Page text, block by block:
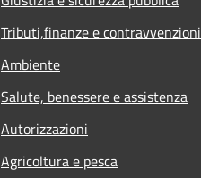
Tributi,finanze e contravvenzioni
Ambiente
Salute, benessere e assistenza
Autorizzazioni
Agricoltura e pesca